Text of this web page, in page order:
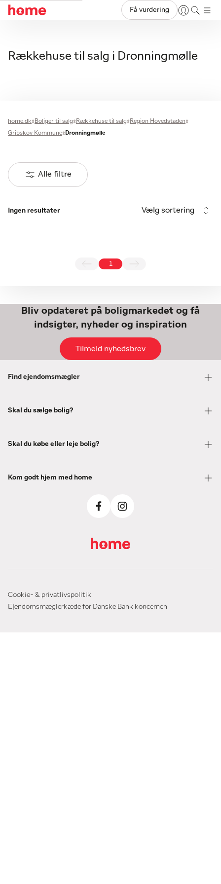
Få vurdering
Rækkehuse til salg i Dronningmølle
home.dk Boliger til salg Rækkehuse til salg
Region Hovedstaden
Gribskov Kommune
Dronningmølle
Alle filtre
Ingen resultater Vælg sortering
Bliv opdateret på boligmarkedet og få
indsigter, nyheder og inspiration
Tilmeld nyhedsbrev
Find ejendomsmægler
Skal du sælge bolig?
Skal du købe eller leje bolig?
Kom godt hjem med home
Cookie- & privatlivspolitik
Ejendomsmæglerkæde for Danske Bank koncernen